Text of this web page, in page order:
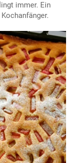
immer. Ein